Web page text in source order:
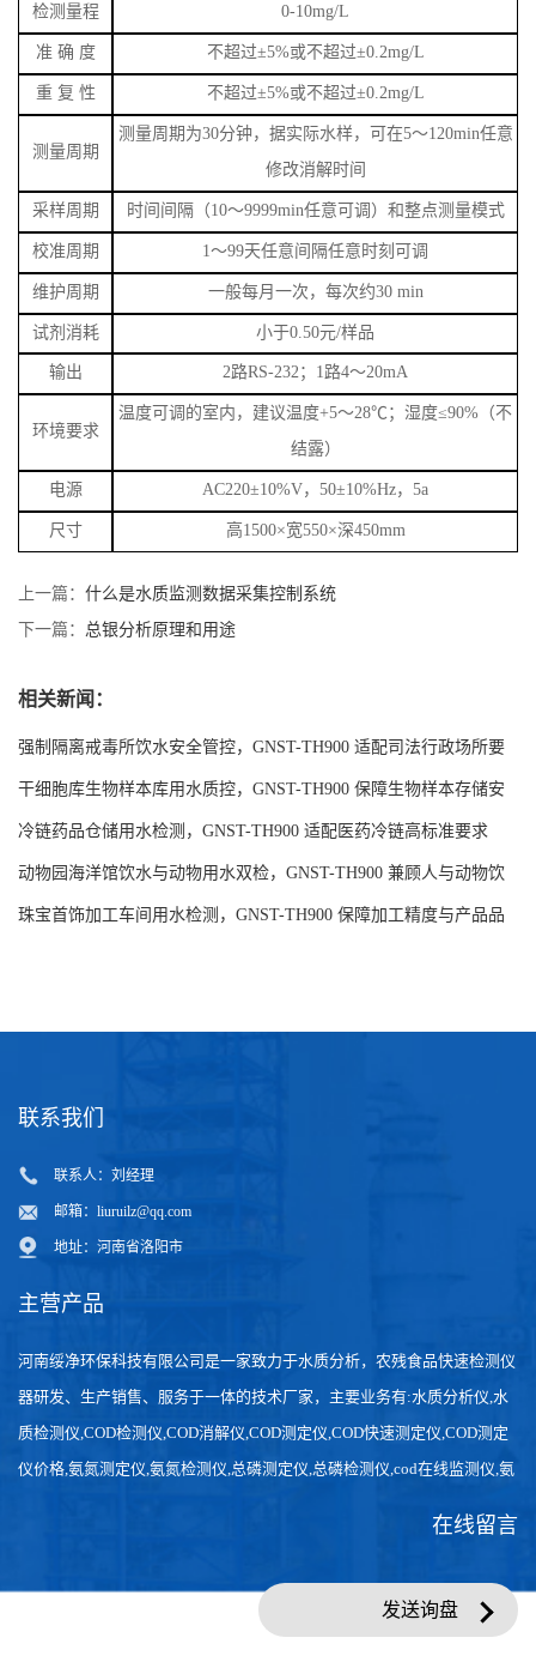
检测量程 0-10mg/L
准 确 度 不超过±5%或不超过±0.2mg/L
重 复 性 不超过±5%或不超过±0.2mg/L
测量周期
测量周期为30分钟，据实际水样，可在5～120min任意
修改消解时间
采样周期 时间间隔（10～9999min任意可调）和整点测量模式
校准周期 1 ～99天任意间隔任意时刻可调
维护周期 一般每月一次，每次约30 min
试剂消耗 小于0.50元/样品
输出 2路RS-232 ； 1 路4～20mA
环境要求
温度可调的室内，建议温度+5～28℃；湿度≤90% （不
结露）
电源 AC220±10%V， 50±10%Hz， 5a
尺寸 高1500×宽550×深450mm
上一篇： 什么是水质监测数据采集控制系统
下一篇： 总银分析原理和用途
相关新闻：
强制隔离戒毒所饮水安全管控，GNST-TH900 适配司法行政场所要
求
干细胞库生物样本库用水质控，GNST-TH900 保障生物样本存储安
全
冷链药品仓储用水检测，GNST-TH900 适配医药冷链高标准要求
动物园海洋馆饮水与动物用水双检，GNST-TH900 兼顾人与动物饮
水安全
珠宝首饰加工车间用水检测，GNST-TH900 保障加工精度与产品品
联系我们
联系人：刘经理
邮箱： liuruilz@qq.com
地址：河南省洛阳市
主营产品
河南绥净环保科技有限公司是一家致力于水质分析，农残食品快速检测仪
器研发、生产销售、服务于一体的技术厂家，主要业务有:水质分析仪,水
质检测仪,COD检测仪,COD消解仪,COD测定仪,COD快速测定仪,COD测定
仪价格,氨氮测定仪,氨氮检测仪,总磷测定仪,总磷检测仪,cod在线监测仪,氨
在线留言
发送询盘